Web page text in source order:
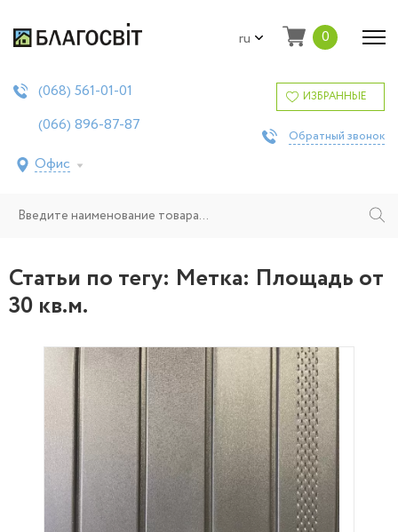
ru 0
(068) 561-01-01
(066) 896-87-87
Офис
ИЗБРАННЫЕ
Обратный звонок
Статьи по тегу: Метка: Площадь от
30 кв.м.